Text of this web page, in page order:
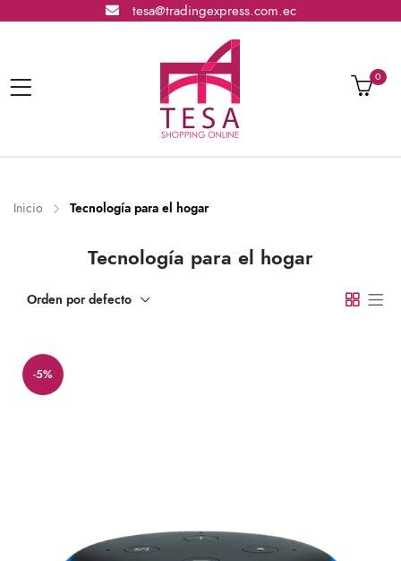
tesa@tradingexpress.com.ec
0
Inicio Tecnología para el hogar
Tecnología para el hogar
Orden por defecto
-5%